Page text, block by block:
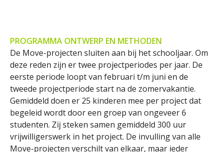
PROGRAMMA ONTWERP EN METHODEN
De Move-projecten sluiten aan bij het schooljaar. Om
deze reden zijn er twee projectperiodes per jaar. De
eerste periode loopt van februari t/m juni en de
tweede projectperiode start na de zomervakantie.
Gemiddeld doen er 25 kinderen mee per project dat
begeleid wordt door een groep van ongeveer 6
studenten. Zij steken samen gemiddeld 300 uur
vrijwilligerswerk in het project. De invulling van alle
Move-projecten verschilt van elkaar, maar ieder